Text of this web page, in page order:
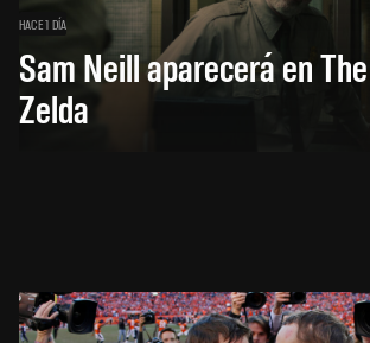
HACE 1 DÍA
Sam Neill aparecerá en
Zelda